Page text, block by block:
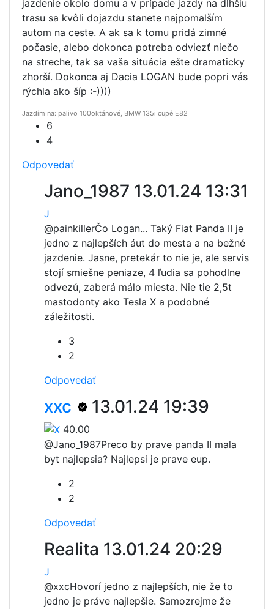
jazdenie okolo domu a v prípade jazdy na dlhšiu
trasu sa kvôli dojazdu stanete najpomalším
autom na ceste. A ak sa k tomu pridá zimné
počasie, alebo dokonca potreba odviezť niečo
na streche, tak sa vaša situácia ešte dramaticky
zhorší. Dokonca aj Dacia LOGAN bude popri vás
rýchla ako šíp :-))))
Jazdím na: palivo 100oktánové, BMW 135i cupé E82
6
4
Odpovedať
Jano_1987 13.01.24 13:31
J
@painkillerČo Logan... Taký Fiat Panda II je
jedno z najlepších áut do mesta a na bežné
jazdenie. Jasne, pretekár to nie je, ale servis
stojí smiešne peniaze, 4 ľudia sa pohodlne
odvezú, zaberá málo miesta. Nie tie 2,5t
mastodonty ako Tesla X a podobné
záležitosti.
3
2
Odpovedať
xxc 13.01.24 19:39
40.00
@Jano_1987Preco by prave panda II mala
byt najlepsia? Najlepsi je prave eup.
2
2
Odpovedať
Realita 13.01.24 20:29
J
@xxcHovorí jedno z najlepších, nie že to
jedno je práve najlepšie. Samozrejme že